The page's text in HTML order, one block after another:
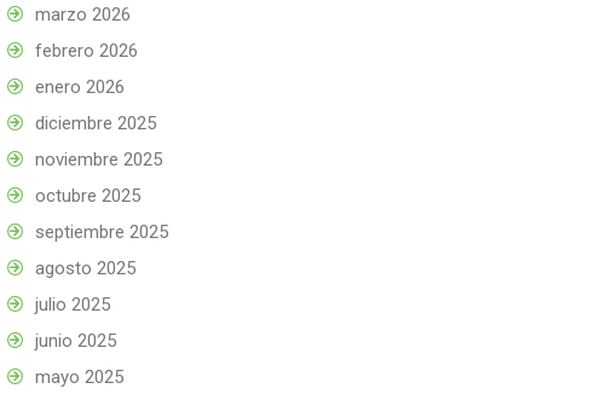
marzo 2026
febrero 2026
enero 2026
diciembre 2025
noviembre 2025
octubre 2025
septiembre 2025
agosto 2025
julio 2025
junio 2025
mayo 2025